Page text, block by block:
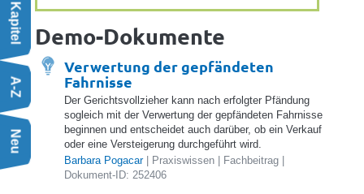
Schriftsatzmuster
| Schriftsatzmuster
| Korrespondenz
§ 157i IO – Übergabe von Forderungen | Schriftsatzmuster
gegen die Interessen der Gläubiger | Schriftsatzmuster
Kapitel
A-Z
Neu
Demo-Dokumente
Verwertung der gepfändeten
Fahrnisse
Der Gerichtsvollzieher kann nach erfolgter Pfändung
sogleich mit der Verwertung der gepfändeten Fahrnisse
beginnen und entscheidet auch darüber, ob ein Verkauf
oder eine Versteigerung durchgeführt wird.
Barbara Pogacar| Praxiswissen | Fachbeitrag |
Dokument-ID: 252406